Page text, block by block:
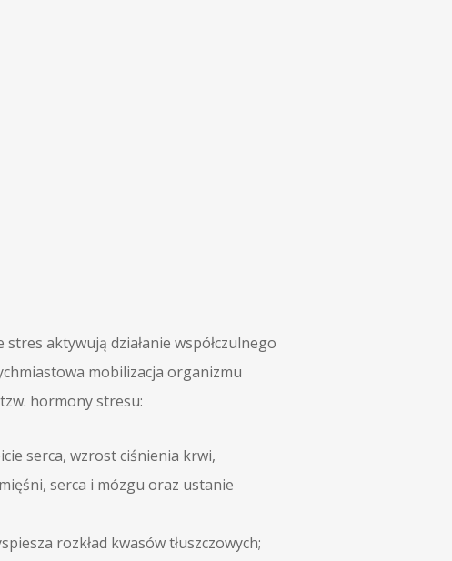
aktywują działanie współczulnego
mobilizacja organizmu
hormony stresu:
serca, wzrost ciśnienia krwi,
serca i mózgu oraz ustanie
rozkład kwasów tłuszczowych;